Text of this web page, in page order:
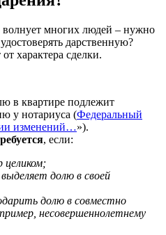
многих людей – нужно
дарственную?
характера сделки.
в квартире подлежит
у нотариуса (Федеральный
изменений…»).
, если:
целиком;
долю в своей
долю в совместно
несовершеннолетнему